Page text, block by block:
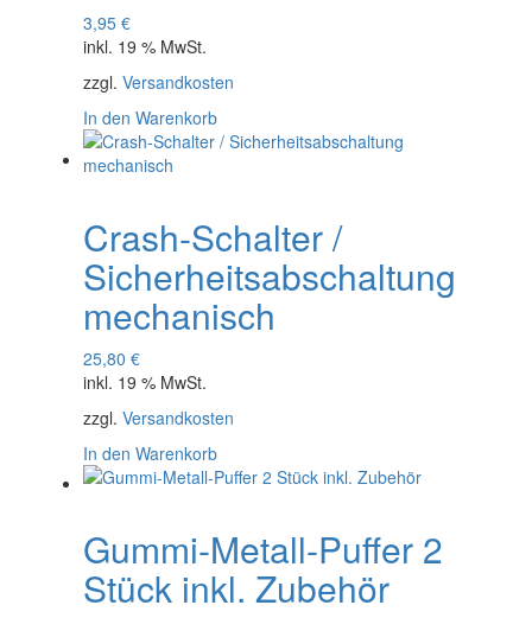
3,95 €
inkl. 19 % MwSt.
zzgl. Versandkosten
In den Warenkorb
Crash-Schalter /
Sicherheitsabschaltung
mechanisch
25,80 €
inkl. 19 % MwSt.
zzgl. Versandkosten
In den Warenkorb
Gummi-Metall-Puffer 2
Stück inkl. Zubehör